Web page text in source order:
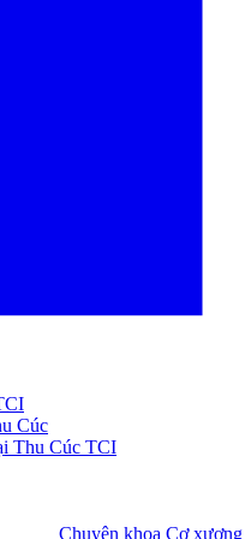
Cúc
Thu Cúc TCI
Chuyên khoa Cơ